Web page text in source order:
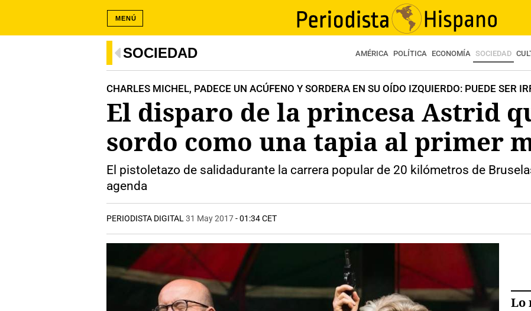
MENÚ
SOCIEDAD AMÉRICA POLÍTICA ECONOMÍA SOCIEDAD
CHARLES MICHEL, PADECE UN ACÚFENO Y SORDERA EN SU OÍDO IZQUIERDO: PUEDE SER
El disparo de la princesa Astrid
sordo como una tapia al primer
El pistoletazo de salidadurante la carrera popular de 20 kilómetros de
agenda
PERIODISTA DIGITAL 31 May 2017- 01:34 CET
Lo